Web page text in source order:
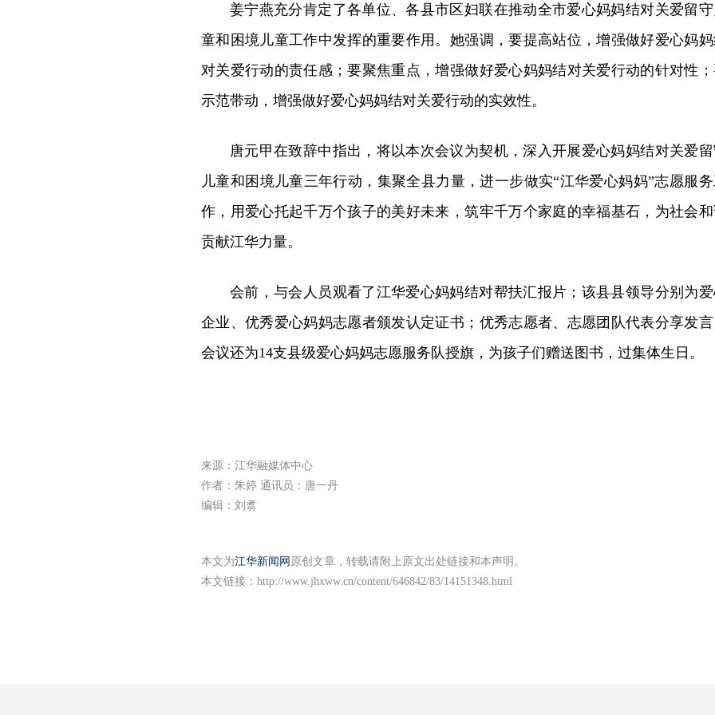
姜宁燕充分肯定了各单位、各县市区妇联在推动全市爱心妈妈结对关爱留
童和困境儿童工作中发挥的重要作用。她强调，要提高站位，增强做好爱心妈
对关爱行动的责任感；要聚焦重点，增强做好爱心妈妈结对关爱行动的针对性
示范带动，增强做好爱心妈妈结对关爱行动的实效性。
唐元甲在致辞中指出，将以本次会议为契机，深入开展爱心妈妈结对关爱
儿童和困境儿童三年行动，集聚全县力量，进一步做实“江华爱心妈妈”志愿服务
作，用爱心托起千万个孩子的美好未来，筑牢千万个家庭的幸福基石，为社会
贡献江华力量。
会前，与会人员观看了江华爱心妈妈结对帮扶汇报片；该县县领导分别为
企业、优秀爱心妈妈志愿者颁发认定证书；优秀志愿者、志愿团队代表分享发言
会议还为14支县级爱心妈妈志愿服务队授旗，为孩子们赠送图书，过集体生日。
来源：江华融媒体中心
作者：朱婷 通讯员：唐一丹
编辑：刘翥
本文为江华新闻网 原创文章，转载请附上原文出处链接和本声明。
本文链接： http://www.jhxww.cn/content/646842/83/14151348.html